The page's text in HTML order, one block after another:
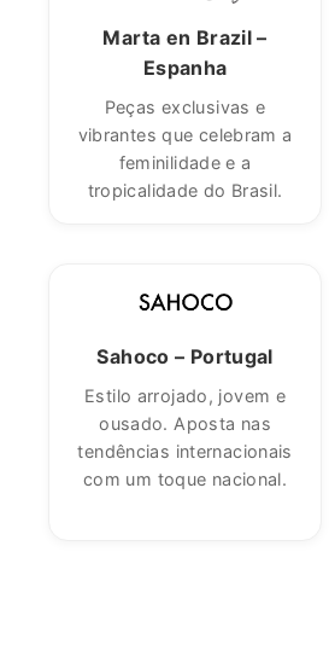
Marta en Brazil –
Espanha
Peças exclusivas e
vibrantes que celebram a
feminilidade e a
tropicalidade do Brasil.
Sahoco – Portugal
Estilo arrojado, jovem e
ousado. Aposta nas
tendências internacionais
com um toque nacional.